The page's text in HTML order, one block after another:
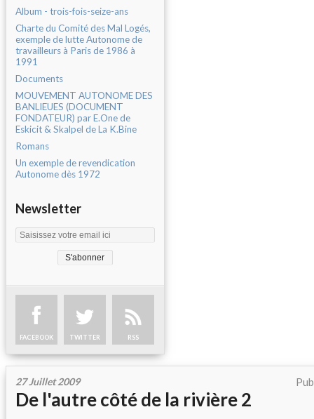
Album - trois-fois-seize-ans
Charte du Comité des Mal Logés,
exemple de lutte Autonome de
travailleurs à Paris de 1986 à
1991
Documents
MOUVEMENT AUTONOME DES
BANLIEUES (DOCUMENT
FONDATEUR) par E.One de
Eskicit & Skalpel de La K.Bine
Romans
Un exemple de revendication
Autonome dès 1972
Newsletter
FACEBOOK TWITTER RSS
27 Juillet 2009
De l'autre côté de la rivière 2